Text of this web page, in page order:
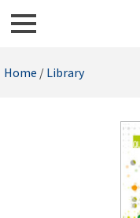
Home / Library